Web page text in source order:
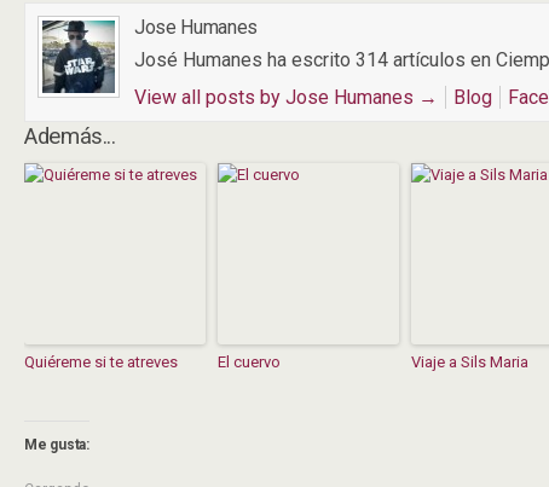
Jose Humanes
José Humanes ha escrito 314 artículos en
View all posts by Jose Humanes → Blog
Además...
Quiéreme si te atreves El cuervo Viaje a Sils Maria
Me gusta: